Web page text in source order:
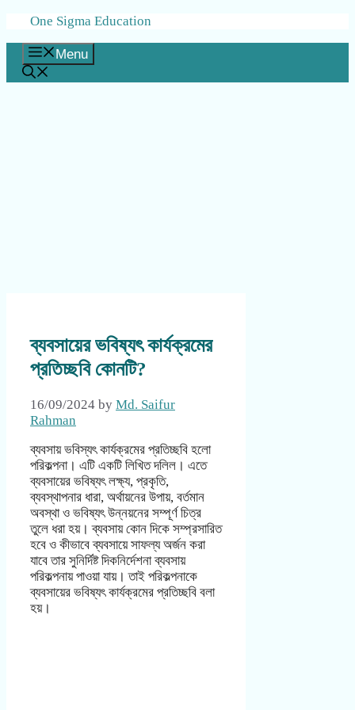
Skip
content
One Sigma Education
Menu
ব্যবসায়ের ভবিষ্যৎ কার্যক্রমের
প্রতিচ্ছবি কোনটি?
16/09/2024 by Md. Saifur
Rahman
ব্যবসায় ভবিস্যৎ কার্যক্রমের প্রতিচ্ছবি হলো
পরিকল্পনা। এটি একটি লিখিত দলিল। এতে
ব্যবসায়ের ভবিষ্যৎ লক্ষ্য, প্রকৃতি,
ব্যবস্থাপনার ধারা, অর্থায়নের উপায়, বর্তমান
অবস্থা ও ভবিষ্যৎ উন্নয়নের সম্পূর্ণ চিত্র
তুলে ধরা হয়। ব্যবসায় কোন দিকে সম্প্রসারিত
হবে ও কীভাবে ব্যবসায়ে সাফল্য অর্জন করা
যাবে তার সুনির্দিষ্ট দিকনির্দেশনা ব্যবসায়
পরিকল্পনায় পাওয়া যায়। তাই পরিকল্পনাকে
ব্যবসায়ের ভবিষ্যৎ কার্যক্রমের প্রতিচ্ছবি বলা
হয়।